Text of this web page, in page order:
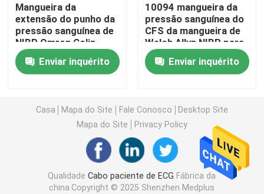
Cabo do ECG
Elétrodo do ECG
Punho de NIBP
Mangueira de NIBP
Cabo de IBP
Mangueira da
extensão do punho da
pressão sanguínea de
NIBP Omron Colin
Hose A015ZZ
Enviar inquérito
10094 mangueira da
pressão sanguínea do
CFS da mangueira de
Welch Allyn NIBP para
o ponto de 75 MT-B
ConnexEnviar inquérito
Casa Mapa do Site Fale Conosco
Desktop Site
Mapa do Site
Privacy Policy
QualidadeCabo paciente de ECG Fábrica da
china.Copyright © 2025 Shenzhen Medplus